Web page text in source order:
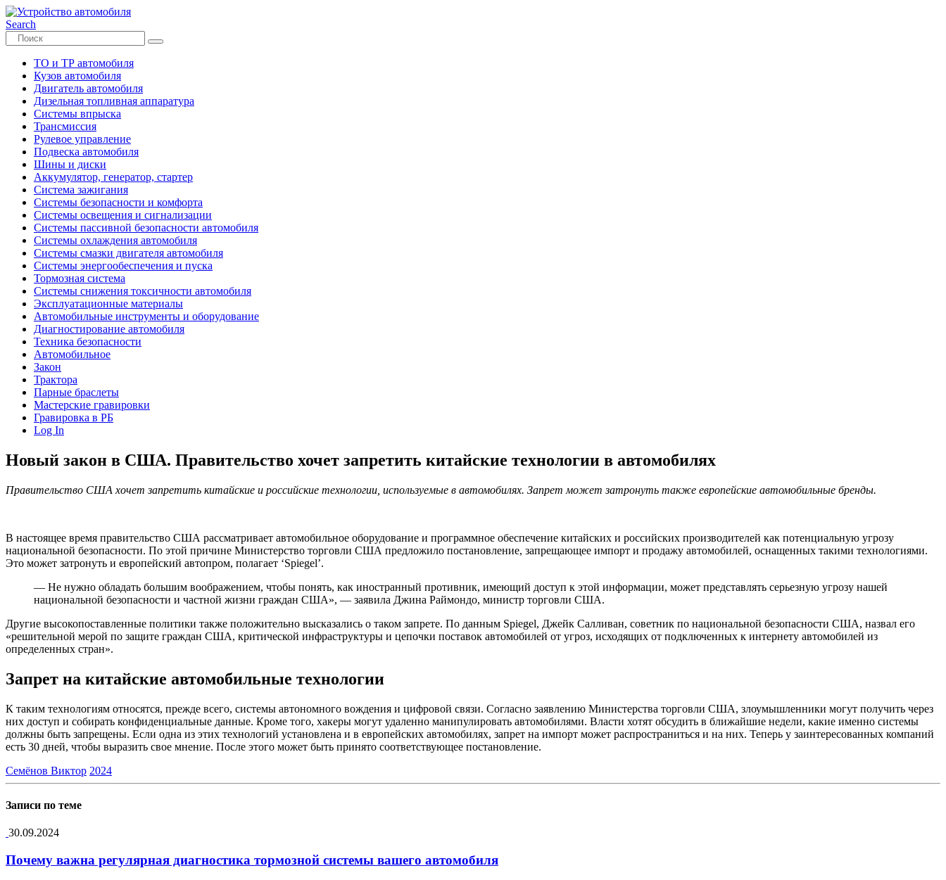
Search
ТО и ТР автомобиля
Кузов автомобиля
Двигатель автомобиля
Дизельная топливная аппаратура
Системы впрыска
Трансмиссия
Рулевое управление
Подвеска автомобиля
Шины и диски
Аккумулятор, генератор, стартер
Система зажигания
Системы безопасности и комфорта
Системы освещения и сигнализации
Системы пассивной безопасности автомобиля
Системы охлаждения автомобиля
Системы смазки двигателя автомобиля
Системы энергообеспечения и пуска
Тормозная система
Системы снижения токсичности автомобиля
Эксплуатационные материалы
Автомобильные инструменты и оборудование
Диагностирование автомобиля
Техника безопасности
Автомобильное
Закон
Трактора
Парные браслеты
Мастерские гравировки
Гравировка в РБ
Log In
Новый закон в США. Правительство хочет запретить китайские технологии в автомобилях
Правительство США хочет запретить китайские и российские технологии, используемые в автомобилях. Запрет может затронуть также европейские автомобильные бренды.
В настоящее время правительство США рассматривает автомобильное оборудование и программное обеспечение китайских и российских производителей как потенциальную угрозу
национальной безопасности. По этой причине Министерство торговли США предложило постановление, запрещающее импорт и продажу автомобилей, оснащенных такими технологиями.
Это может затронуть и европейский автопром, полагает ‘Spiegel’.
— Не нужно обладать большим воображением, чтобы понять, как иностранный противник, имеющий доступ к этой информации, может представлять серьезную угрозу нашей
национальной безопасности и частной жизни граждан США», — заявила Джина Раймондо, министр торговли США.
Другие высокопоставленные политики также положительно высказались о таком запрете. По данным Spiegel, Джейк Салливан, советник по национальной безопасности США, назвал его
«решительной мерой по защите граждан США, критической инфраструктуры и цепочки поставок автомобилей от угроз, исходящих от подключенных к интернету автомобилей из
определенных стран».
Запрет на китайские автомобильные технологии
К таким технологиям относятся, прежде всего, системы автономного вождения и цифровой связи. Согласно заявлению Министерства торговли США, злоумышленники могут получить через
них доступ и собирать конфиденциальные данные. Кроме того, хакеры могут удаленно манипулировать автомобилями. Власти хотят обсудить в ближайшие недели, какие именно системы
должны быть запрещены. Если одна из этих технологий установлена и в европейских автомобилях, запрет на импорт может распространиться и на них. Теперь у заинтересованных компаний
есть 30 дней, чтобы выразить свое мнение. После этого может быть принято соответствующее постановление.
Семёнов Виктор 2024
Записи по теме
30.09.2024
Почему важна регулярная диагностика тормозной системы вашего автомобиля